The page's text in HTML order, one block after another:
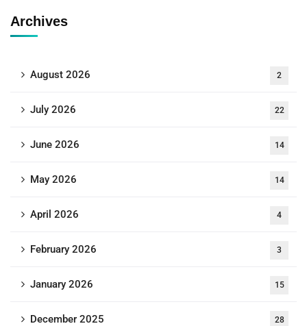
Archives
August 2026 2
July 2026 22
June 2026 14
May 2026 14
April 2026 4
February 2026 3
January 2026 15
December 2025 28